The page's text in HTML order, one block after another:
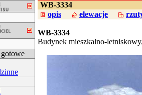
WB-3334
opis
elewacje
WB-3334
Budynek mieszkalno-